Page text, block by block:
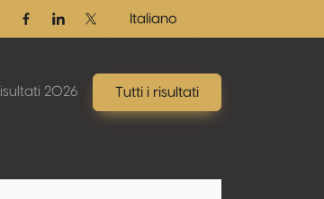
FacebookLinkedinTwitter / X
Italiano
2026 Tutti i risultati